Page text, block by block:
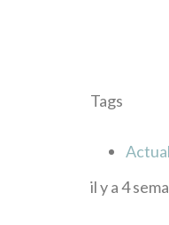
Tags
il y a 4